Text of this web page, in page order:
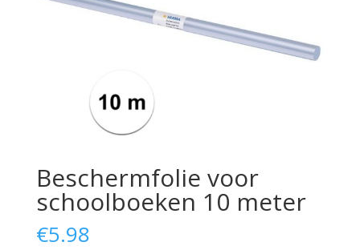
Beschermfolie voor
schoolboeken 10 meter
€5.98